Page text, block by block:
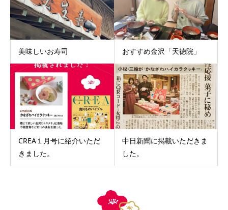
美味しいお寿司 おすすめ金沢「天徳院」
CREA１月号に紹介いただ
きました。
中日新聞に掲載いただきま
した。